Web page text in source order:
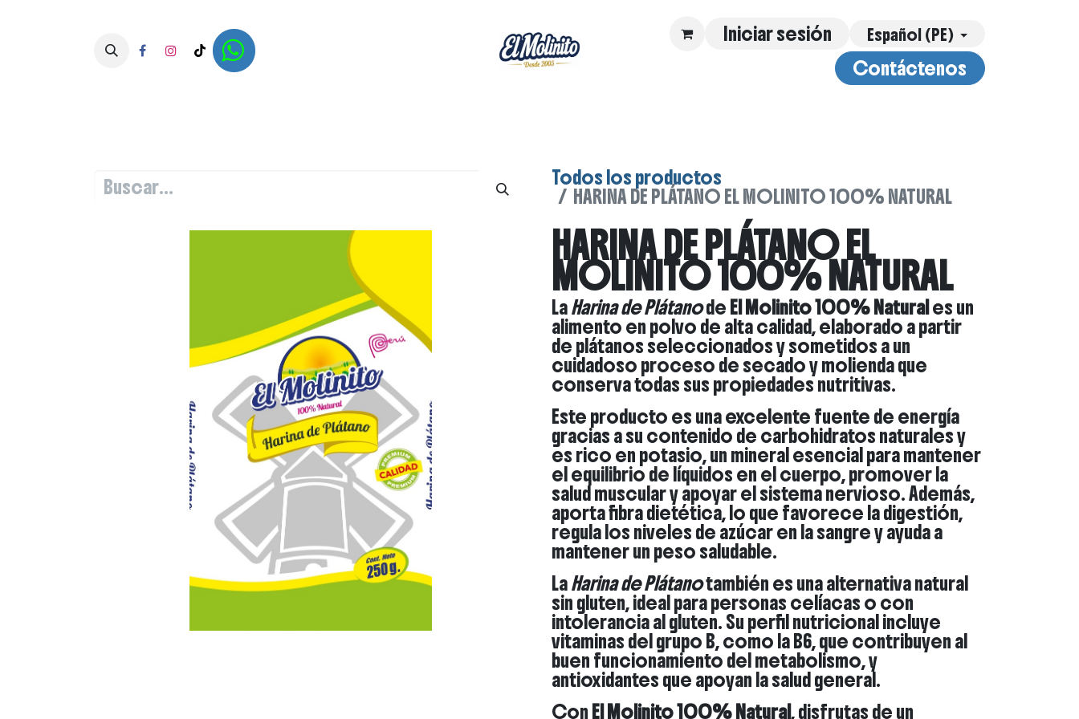
Iniciar sesión Español (PE)
Contáctenos
Todos los productos
HARINA DE PLÁTANO EL MOLINITO 100% NATURAL
HARINA DE PLÁTANO EL
MOLINITO 100% NATURAL
LaHarina de Plátanode El Molinito 100% Naturales un
alimento en polvo de alta calidad, elaborado a partir
de plátanos seleccionados y sometidos a un
cuidadoso proceso de secado y molienda que
conserva todas sus propiedades nutritivas.
Este producto es una excelente fuente de energía
gracias a su contenido de carbohidratos naturales y
es rico en potasio, un mineral esencial para mantener
el equilibrio de líquidos en el cuerpo, promover la
salud muscular y apoyar el sistema nervioso. Además,
aporta fibra dietética, lo que favorece la digestión,
regula los niveles de azúcar en la sangre y ayuda a
mantener un peso saludable.
LaHarina de Plátanotambién es una alternativa natural
sin gluten, ideal para personas celíacas o con
intolerancia al gluten. Su perfil nutricional incluye
vitaminas del grupo B, como la B6, que contribuyen al
buen funcionamiento del metabolismo, y
antioxidantes que apoyan la salud general.
Con El Molinito 100% Natural, disfrutas de un